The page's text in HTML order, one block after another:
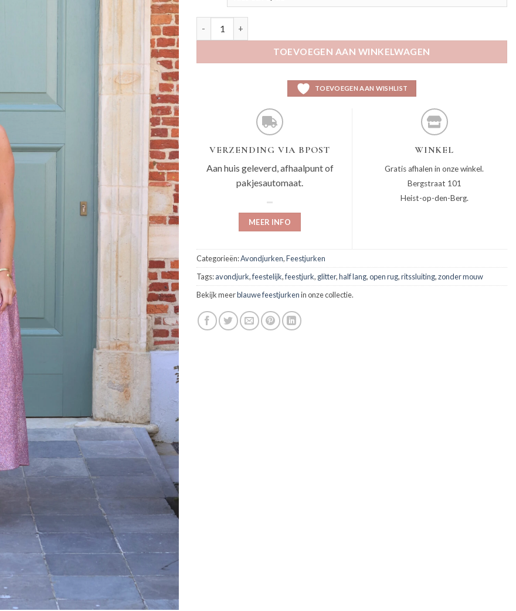
TOEVOEGEN AAN WINKELWAGEN
TOEVOEGEN AAN WISHLIST
VERZENDING VIA BPOST
Aan huis geleverd, afhaalpunt of
pakjesautomaat.
MEER INFO
WINKEL
Gratis afhalen in onze winkel.
Bergstraat 101
Heist-op-den-Berg.
Categorieën:Avondjurken,Feestjurken
Tags:avondjurk,feestelijk,feestjurk, glitter,half lang,open rug,ritssluiting,zonder mouw
Bekijk meerblauwe feestjurkenin onze collectie.